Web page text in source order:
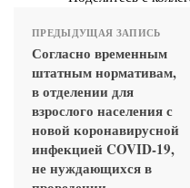
ПРЕДЫДУЩАЯ ЗАПИСЬ
Согласно временным
штатным нормативам,
в отделении для
взрослого населения с
новой коронавирусной
инфекцией COVID-19,
не нуждающихся в